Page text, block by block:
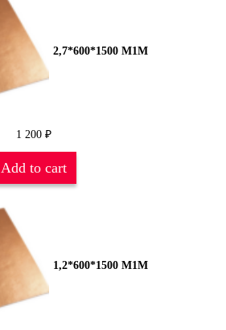
2,7*600*1500 М1М
1 200 ₽
Add to cart
1,2*600*1500 М1М